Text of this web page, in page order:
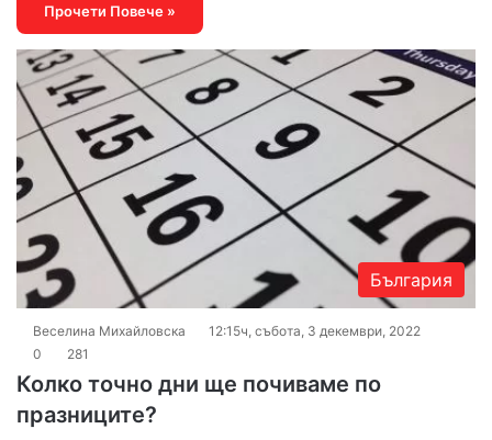
Прочети Повече »
България
Веселина Михайловска
12:15ч, събота, 3 декември, 2022
0
281
Колко точно дни ще почиваме по
празниците?